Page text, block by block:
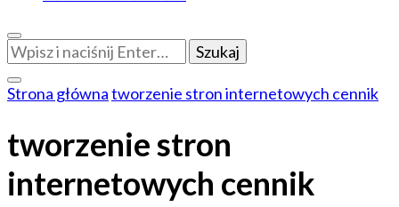
Szukasz
czegoś?
Strona głównatworzenie stron internetowych cennik
tworzenie stron
internetowych cennik